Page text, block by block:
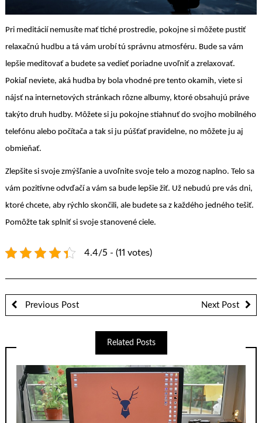
Pri meditácií nemusíte mať tiché prostredie, pokojne si môžete pustiť
relaxačnú hudbu a tá vám urobí tú správnu atmosféru. Bude sa vám
lepšie meditovať a budete sa vedieť poriadne uvoľniť a zrelaxovať.
Pokiaľ neviete, aká hudba by bola vhodné pre tento okamih, viete si
nájsť na internetových stránkach rôzne albumy, ktoré obsahujú práve
takýto druh hudby. Môžete si ju pokojne stiahnuť do svojho mobilného
telefónu alebo počítača a tak si ju púšťať pravidelne, no môžete ju aj
obmieňať.
Zlepšite si svoje zmýšľanie a uvoľnite svoje telo a mozog naplno. Telo sa
vám pozitívne odvďačí a vám sa bude lepšie žiť. Už nebudú pre vás dni,
ktoré chcete, aby rýchlo skončili, ale budete sa z každého jedného tešiť.
Pomôžte tak splniť si svoje stanovené ciele.
4.4/5 - (11 votes)
Previous Post Next Post
Related Posts